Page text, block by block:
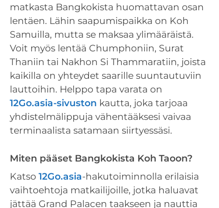
matkasta Bangkokista huomattavan osan
lentäen. Lähin saapumispaikka on Koh
Samuilla, mutta se maksaa ylimääräistä.
Voit myös lentää Chumphoniin, Surat
Thaniin tai Nakhon Si Thammaratiin, joista
kaikilla on yhteydet saarille suuntautuviin
lauttoihin. Helppo tapa varata on
12Go.asia-sivuston kautta, joka tarjoaa
yhdistelmälippuja vähentääksesi vaivaa
terminaalista satamaan siirtyessäsi.
Miten pääset Bangkokista Koh Taoon?
Katso 12Go.asia-hakutoiminnolla erilaisia
vaihtoehtoja matkailijoille, jotka haluavat
jättää Grand Palacen taakseen ja nauttia